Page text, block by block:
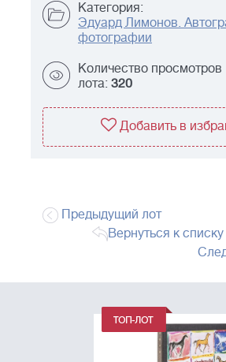
Категория:
Эдуард Лимонов.
фотографии
Количество просмотров
лота: 320
Добавить в
Предыдущий лот
Вернуться к